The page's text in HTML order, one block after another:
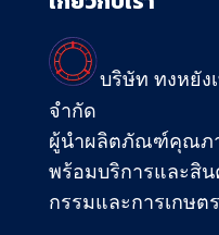
บริษัท ทงหยัง
จำกัด
ผู้นำผลิตภัณฑ์คุณภ
พร้อมบริการและสิ
กรรมและการเกษ